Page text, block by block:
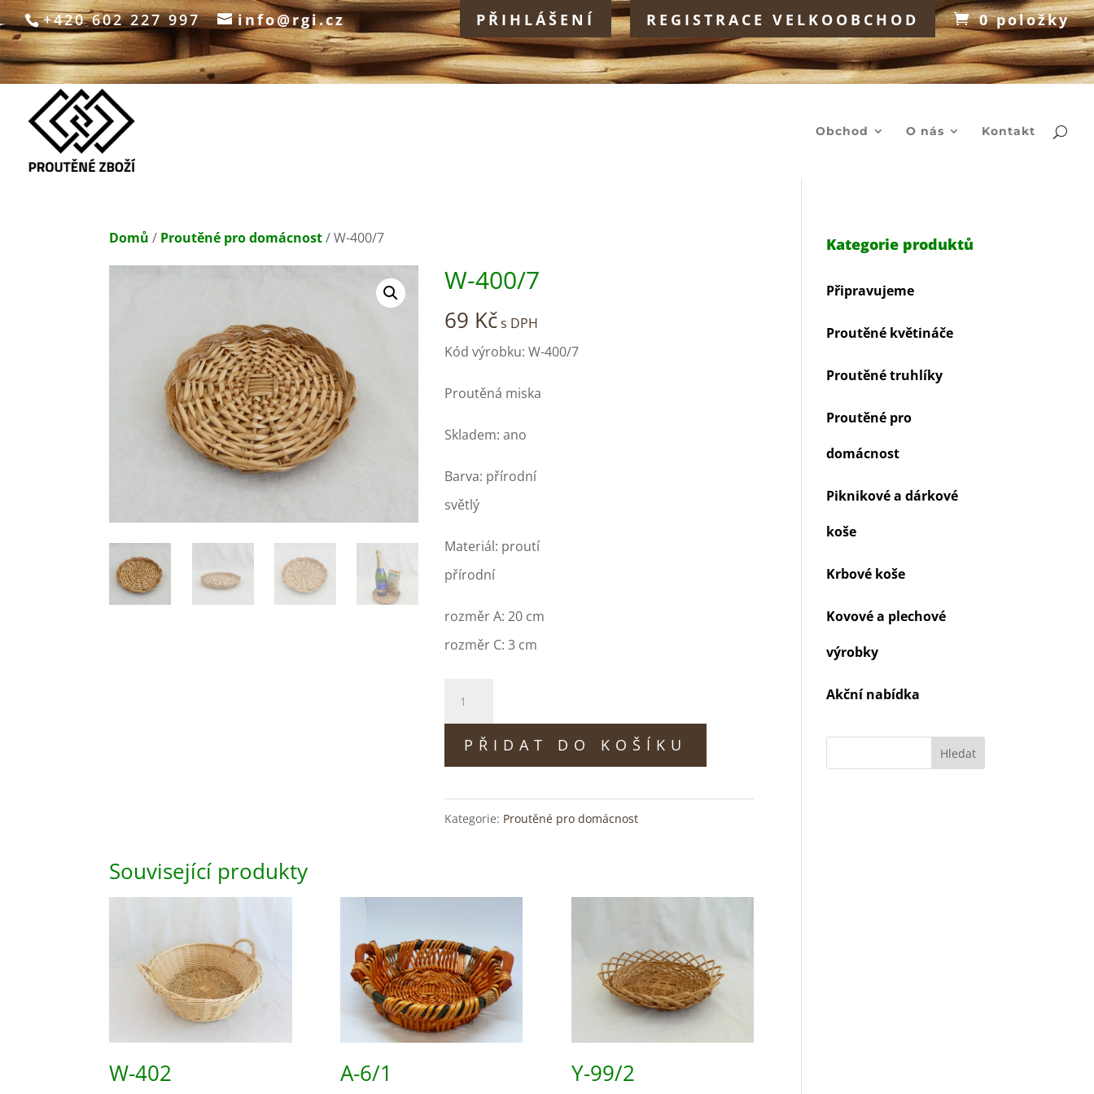
+420 602 227 997 info@rgi.cz PŘIHLÁŠENÍ REGISTRACE VELKOOBCHOD 0 položky
Obchod O nás Kontakt
Domů / Proutěné pro domácnost/ W-400/7
W-400/7
69 Kčs DPH
Kód výrobku: W-400/7
Proutěná miska
Skladem: ano
Barva: přírodní
světlý
Materiál: proutí
přírodní
rozměr A: 20 cm
rozměr C: 3 cm
400/7
množství
PŘIDAT DO KOŠÍKU
Kategorie: Proutěné pro domácnost
Související produkty
W-402 A-6/1 Y-99/2
Kategorie produktů
Připravujeme
Proutěné květináče
Proutěné truhlíky
Proutěné pro
domácnost
Piknikové a dárkové
koše
Krbové koše
Kovové a plechové
výrobky
Akční nabídka